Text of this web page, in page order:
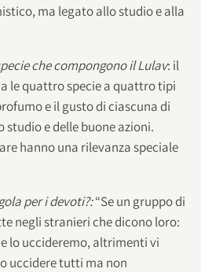
ma legato allo studio e alla
che compongono il Lulav: il
le quattro specie a quattro tipi
e il gusto di ciascuna di
studio e delle buone azioni.
hanno una rilevanza speciale
per i devoti?:“Se un gruppo di
negli stranieri che dicono loro:
lo uccideremo, altrimenti vi
uccidere tutti ma non